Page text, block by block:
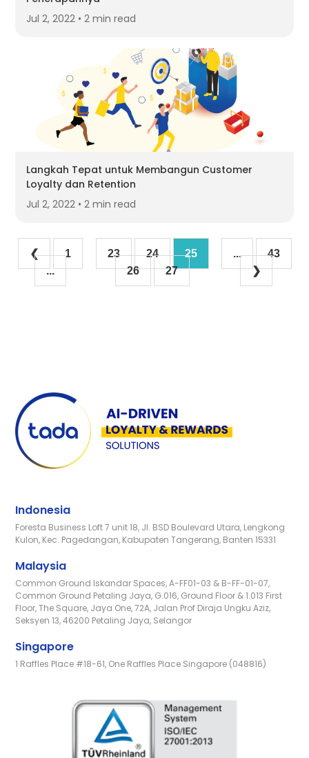
Jul 2, 2022 • 2 min read
Langkah Tepat untuk Membangun Customer
Loyalty dan Retention
Jul 2, 2022 • 2 min read
❮
1
...
23 24
25
26
27
...
43
❯
Indonesia
Foresta Business Loft 7 unit 18, Jl. BSD Boulevard Utara, Lengkong
Kulon, Kec. Pagedangan, Kabupaten Tangerang, Banten 15331
Malaysia
Common Ground Iskandar Spaces, A-FF01-03 & B-FF-01-07,
Common Ground Petaling Jaya, G.016, Ground Floor & 1.013 First
Floor, The Square, Jaya One, 72A, Jalan Prof Diraja Ungku Aziz,
Seksyen 13, 46200 Petaling Jaya, Selangor
Singapore
1 Raffles Place #18-61, One Raffles Place Singapore (048816)